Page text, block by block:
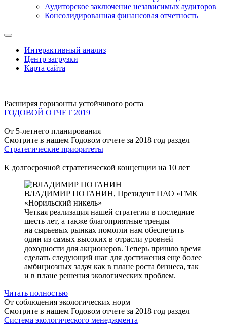
Аудиторское заключение независимых аудиторов
Консолидированная финансовая отчетность
Интерактивный анализ
Центр загрузки
Карта сайта
Расширяя горизонты устойчивого роста
ГОДОВОЙ ОТЧЕТ 2019
От 5-летнего планирования
Смотрите в нашем Годовом отчете за 2018 год раздел
Стратегические приоритеты
К долгосрочной стратегической концепции на 10 лет
ВЛАДИМИР ПОТАНИН, Президент ПАО «ГМК
«Норильский никель»
Четкая реализация нашей стратегии в последние
шесть лет, а также благоприятные тренды
на сырьевых рынках помогли нам обеспечить
один из самых высоких в отрасли уровней
доходности для акционеров. Теперь пришло время
сделать следующий шаг для достижения еще более
амбициозных задач как в плане роста бизнеса, так
и в плане решения экологических проблем.
Читать полностью
От соблюдения экологических норм
Смотрите в нашем Годовом отчете за 2018 год раздел
Система экологического менеджмента